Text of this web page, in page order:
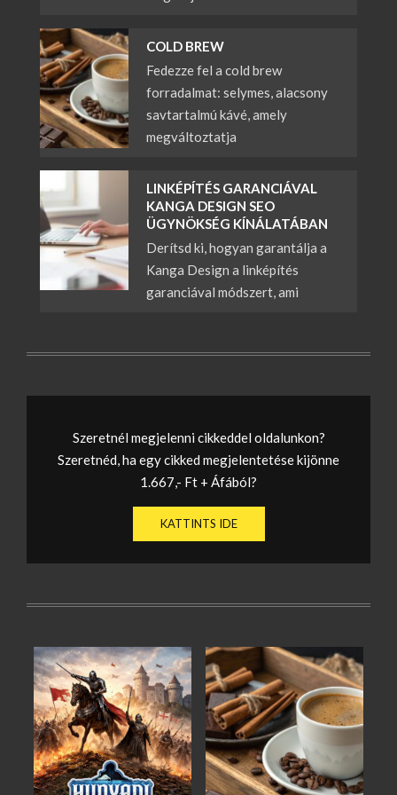
COLD BREW
Fedezze fel a cold brew
forradalmat: selymes, alacsony
savtartalmú kávé, amely
megváltoztatja
LINKÉPÍTÉS GARANCIÁVAL
KANGA DESIGN SEO
ÜGYNÖKSÉG KÍNÁLATÁBAN
Derítsd ki, hogyan garantálja a
Kanga Design a linképítés
garanciával módszert, ami
Szeretnél megjelenni cikkeddel oldalunkon?
Szeretnéd, ha egy cikked megjelentetése kijönne
1.667,- Ft + Áfából?
KATTINTS IDE